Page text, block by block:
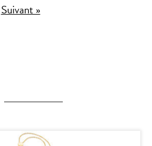
Suivant »